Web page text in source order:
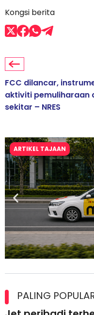
Kongsi berita
FCC dilancar,
aktiviti pemuliharaan
sekitar – NRES
ARTIKEL TAJAAN
lesen separuh pertama
PALING